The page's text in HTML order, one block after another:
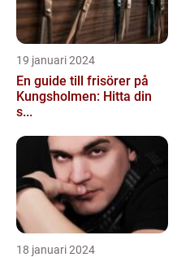
19 januari 2024
En guide till frisörer på
Kungsholmen: Hitta din
s...
18 januari 2024